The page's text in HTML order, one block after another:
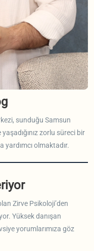
sunduğu Samsun
zorlu süreci bir
yardımcı olmaktadır.
Zirve Psikoloji’den
Yüksek danışan
yorumlarımıza göz